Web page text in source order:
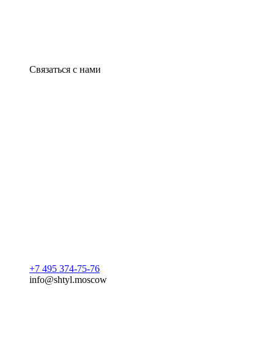
Связаться с нами
+7 495 374-75-76
info@shtyl.moscow